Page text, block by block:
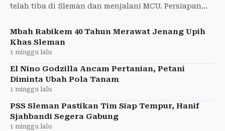
telah tiba di Sleman dan menjalani MCU. Persiapan
Mbah Rabikem 40 Tahun Merawat Jenang Upih
Khas Sleman
1 minggu lalu
El Nino Godzilla Ancam Pertanian, Petani
Diminta Ubah Pola Tanam
1 minggu lalu
PSS Sleman Pastikan Tim Siap Tempur, Hanif
Sjahbandi Segera Gabung
1 minggu lalu